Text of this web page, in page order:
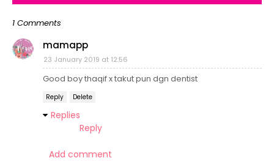
1 Comments
mamapp
23 January 2019 at 12:56
Good boy thaqif x takut pun dgn dentist
Reply Delete
Replies
Reply
Add comment